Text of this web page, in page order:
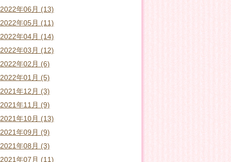
2022年06月 (13)
2022年05月 (11)
2022年04月 (14)
2022年03月 (12)
2022年02月 (6)
2022年01月 (5)
2021年12月 (3)
2021年11月 (9)
2021年10月 (13)
2021年09月 (9)
2021年08月 (3)
2021年07月 (11)